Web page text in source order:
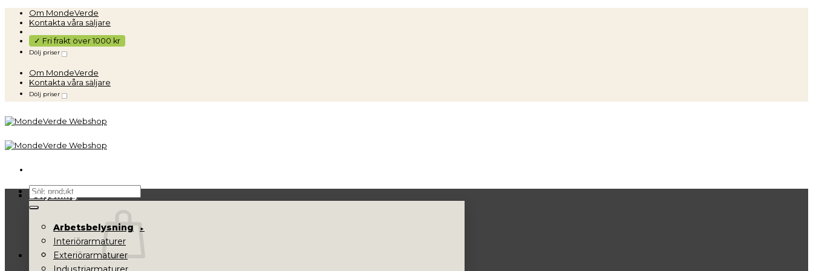
Skip
content
Om MondeVerde
Kontakta våra säljare
✓ Fri frakt över 1000 kr
Dölj priser
Om MondeVerde
Kontakta våra säljare
Dölj priser
Sök
efter:
Belysning
Arbetsbelysning
Interiörarmaturer
Exteriörarmaturer